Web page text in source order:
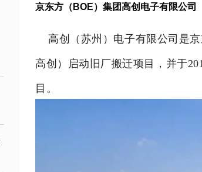
京东方（BOE）集团高创电子有限公司
高创（苏州）电子有限公司是
高创）启动旧厂搬迁项目，并于
目。